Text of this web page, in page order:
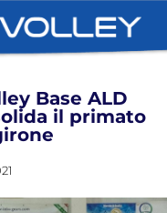
Base ALD
il primato